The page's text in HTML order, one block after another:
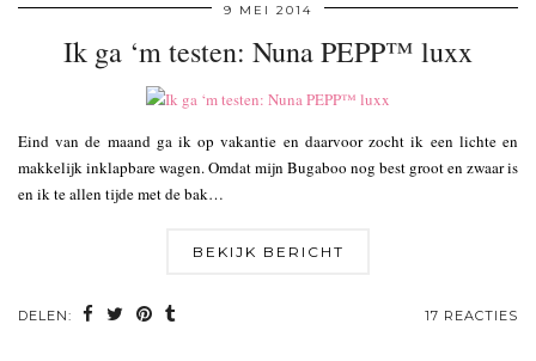
9 MEI 2014
Ik ga ‘m testen: Nuna PEPP™ luxx
Eind van de maand ga ik op vakantie en daarvoor zocht ik een lichte en
makkelijk inklapbare wagen. Omdat mijn Bugaboo nog best groot en zwaar is
en ik te allen tijde met de bak…
BEKIJK BERICHT
DELEN: 17 REACTIES